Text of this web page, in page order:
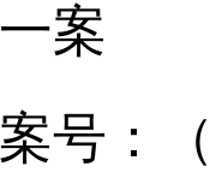
一案
案号：（